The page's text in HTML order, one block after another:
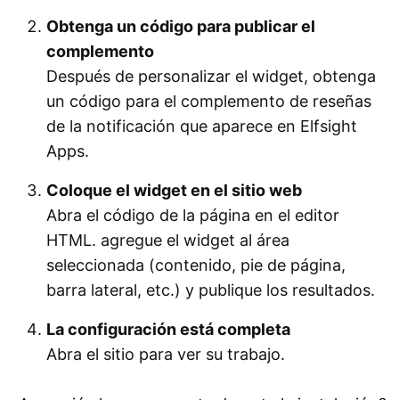
Obtenga un código para publicar el
complemento
Después de personalizar el widget, obtenga
un código para el complemento de reseñas
de la notificación que aparece en Elfsight
Apps.
Coloque el widget en el sitio web
Abra el código de la página en el editor
HTML. agregue el widget al área
seleccionada (contenido, pie de página,
barra lateral, etc.) y publique los resultados.
La configuración está completa
Abra el sitio para ver su trabajo.